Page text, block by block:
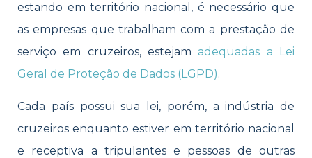
estando em território nacional, é necessário que
as empresas que trabalham com a prestação de
serviço em cruzeiros, estejamadequadas a Lei
Geral de Proteção de Dados (LGPD).
Cada país possui sua lei, porém, a indústria de
cruzeiros enquanto estiver em território nacional
e receptiva a tripulantes e pessoas de outras